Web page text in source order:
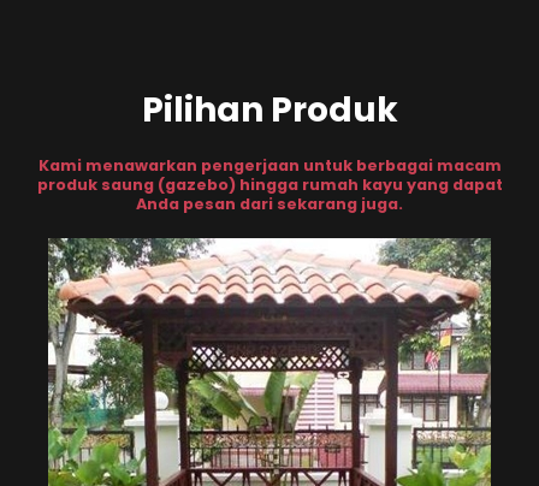
Pilihan Produk
Kami menawarkan pengerjaan untuk berbagai macam
produk saung (gazebo) hingga rumah kayu yang dapat
Anda pesan dari sekarang juga.